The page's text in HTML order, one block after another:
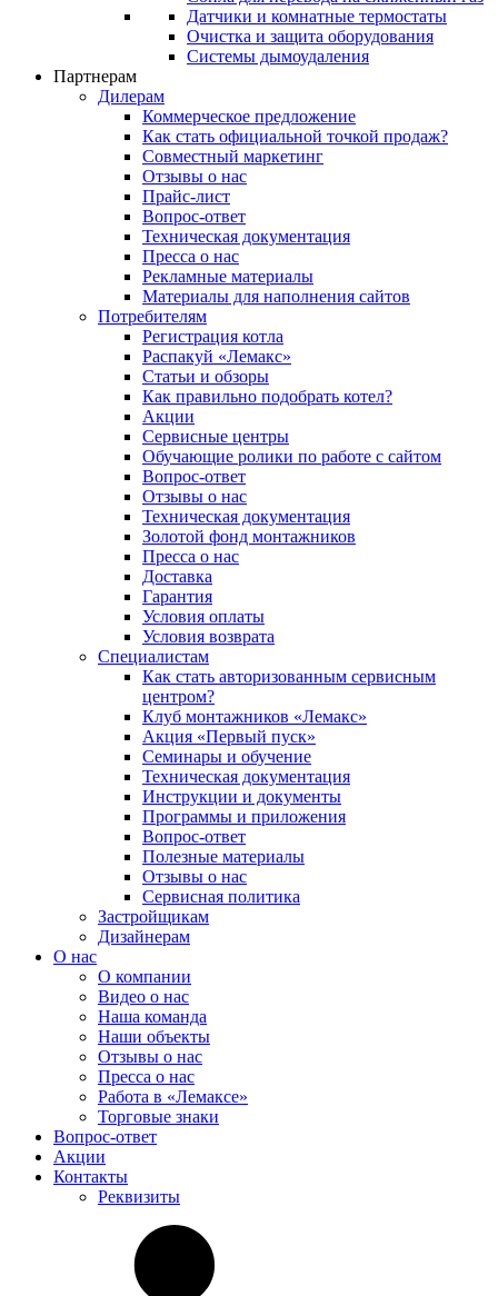
Датчики и комнатные термостаты
Очистка и защита оборудования
Системы дымоудаления
Партнерам
Дилерам
Коммерческое предложение
Как стать официальной точкой продаж?
Совместный маркетинг
Отзывы о нас
Прайс-лист
Вопрос-ответ
Техническая документация
Пресса о нас
Рекламные материалы
Материалы для наполнения сайтов
Потребителям
Регистрация котла
Распакуй «Лемакс»
Статьи и обзоры
Как правильно подобрать котел?
Акции
Сервисные центры
Обучающие ролики по работе с сайтом
Вопрос-ответ
Отзывы о нас
Техническая документация
Золотой фонд монтажников
Пресса о нас
Доставка
Гарантия
Условия оплаты
Условия возврата
Специалистам
Как стать авторизованным сервисным
центром?
Клуб монтажников «Лемакс»
Акция «Первый пуск»
Семинары и обучение
Техническая документация
Инструкции и документы
Программы и приложения
Вопрос-ответ
Полезные материалы
Отзывы о нас
Сервисная политика
Застройщикам
Дизайнерам
О нас
О компании
Видео о нас
Наша команда
Наши объекты
Отзывы о нас
Пресса о нас
Работа в «Лемаксе»
Торговые знаки
Вопрос-ответ
Акции
Контакты
Реквизиты